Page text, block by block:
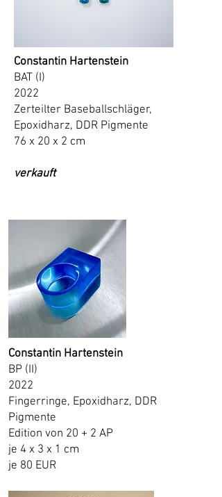
Constantin Hartenstein
BAT (I)
2022
Zerteilter Baseballschläger,
Epoxidharz, DDR Pigmente
76 x 20 x 2 cm
verkauft
Constantin Hartenstein
BP (II)
2022
Fingerringe, Epoxidharz, DDR
Pigmente
Edition von 20 + 2 AP
je 4 x 3 x 1 cm
je 80 EUR